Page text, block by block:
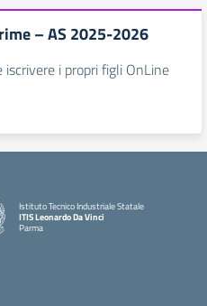
– AS 2025-2026
iscrivere i propri figli OnLine
Istituto Tecnico Industriale Statale
ITIS Leonardo Da Vinci
Parma